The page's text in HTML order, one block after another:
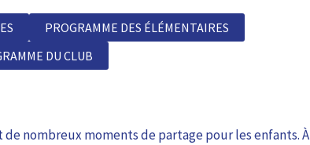
PROGRAMME DES ÉLÉMENTAIRES
DU CLUB
nombreux moments de partage pour les enfants. À